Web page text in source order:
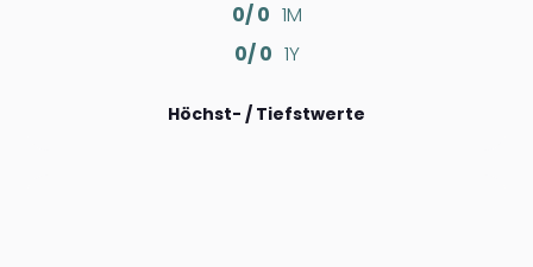
0/ 0 1M
0/ 0 1Y
Höchst- / Tiefstwerte